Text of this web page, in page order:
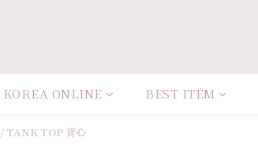
KOREA ONLINE BEST ITEM
/ TANK TOP 背心